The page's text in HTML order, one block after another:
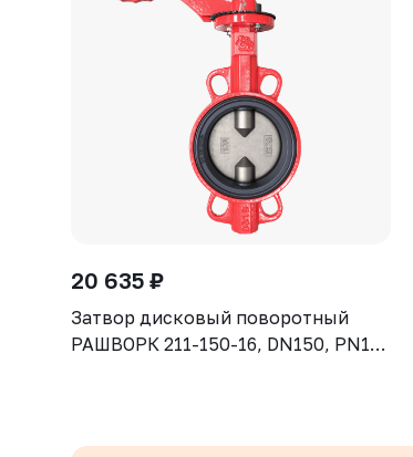
20 635 ₽
Затвор дисковый поворотный
РАШВОРК 211-150-16, DN150, PN16,